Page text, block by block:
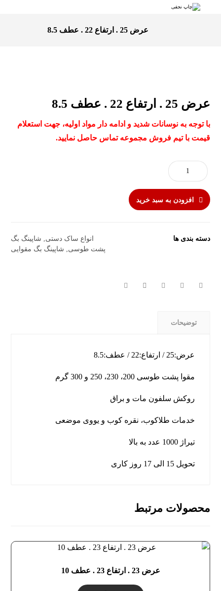
عرض 25 . ارتفاع 22 . عطف 8.5
عرض 25 . ارتفاع 22 . عطف 8.5
با توجه به نوسانات شدید و ادامه دار مواد اولیه، جهت استعلام
قیمت با تیم فروش مجموعه تماس حاصل نمایید.
افزودن به سبد خرید
دسته بندی ها انواع ساک دستی
شاپینگ بگ
پشت طوسی
شاپینگ بگ مقوایی
توضیحات
عرض:25 / ارتفاع:22 / عطف:8.5
مقوا پشت طوسی 200، 230، 250 و 300 گرم
روکش سلفون مات و براق
خدمات طلاکوب، نقره کوب و یووی موضعی
تیراژ 1000 عدد به بالا
تحویل 15 الی 17 روز کاری
محصولات مرتبط
عرض 23 . ارتفاع 23 . عطف 10